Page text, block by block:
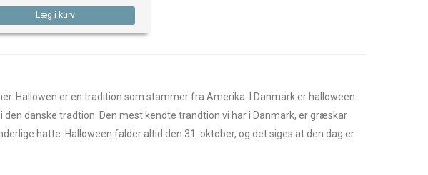
Læg i kurv
Hallowen er en tradition som stammer fra Amerika. I Danmark er halloween
danske tradtion. Den mest kendte trandtion vi har i Danmark, er græskar
hatte. Halloween falder altid den 31. oktober, og det siges at den dag er